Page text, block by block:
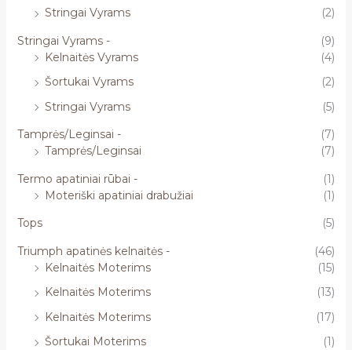
Stringai Vyrams
(2)
Stringai Vyrams -
(9)
Kelnaitės Vyrams
(4)
Šortukai Vyrams
(2)
Stringai Vyrams
(5)
Tamprės/Leginsai -
(7)
Tamprės/Leginsai
(7)
Termo apatiniai rūbai -
(1)
Moteriški apatiniai drabužiai
(1)
Tops
(5)
Triumph apatinės kelnaitės -
(46)
Kelnaitės Moterims
(15)
Kelnaitės Moterims
(13)
Kelnaitės Moterims
(17)
Šortukai Moterims
(1)